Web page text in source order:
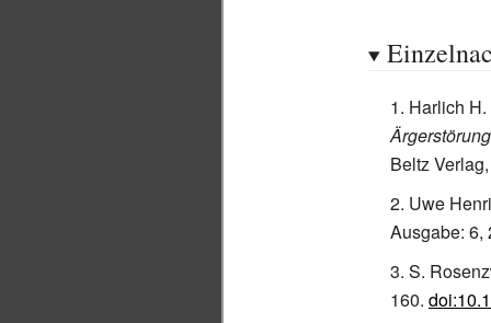
Harlich
Beltz
Uwe
Ausgabe:
S.
160.